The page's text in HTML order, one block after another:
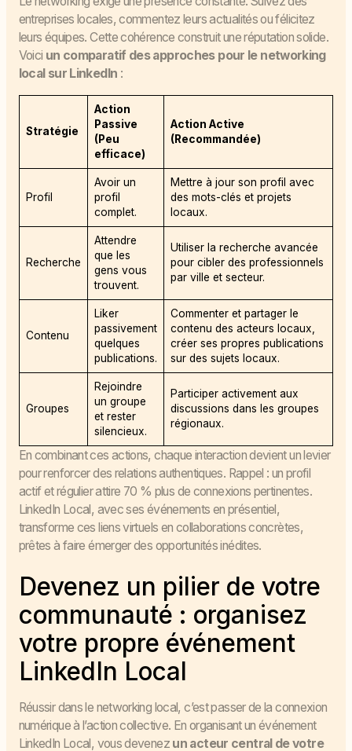
entreprises locales, commentez leurs actualités ou félicitez
leurs équipes. Cette cohérence construit une réputation solide.
Voici un comparatif des approches pour le networking
local sur LinkedIn :
Stratégie
Action
Passive
(Peu
efficace)
Action Active
(Recommandée)
Profil
Avoir un
profil
complet.
Mettre à jour son profil avec
des mots-clés et projets
locaux.
Recherche
Attendre
que les
gens vous
trouvent.
Utiliser la recherche avancée
pour cibler des professionnels
par ville et secteur.
Contenu
Liker
passivement
quelques
publications.
Commenter et partager le
contenu des acteurs locaux,
créer ses propres publications
sur des sujets locaux.
Groupes
Rejoindre
un groupe
et rester
silencieux.
Participer activement aux
discussions dans les groupes
régionaux.
En combinant ces actions, chaque interaction devient un levier
pour renforcer des relations authentiques. Rappel : un profil
actif et régulier attire 70 % plus de connexions pertinentes.
LinkedIn Local, avec ses événements en présentiel,
transforme ces liens virtuels en collaborations concrètes,
prêtes à faire émerger des opportunités inédites.
Devenez un pilier de votre
communauté : organisez
votre propre événement
LinkedIn Local
Réussir dans le networking local, c’est passer de la connexion
numérique à l’action collective. En organisant un événement
LinkedIn Local, vous devenez un acteur central de votre